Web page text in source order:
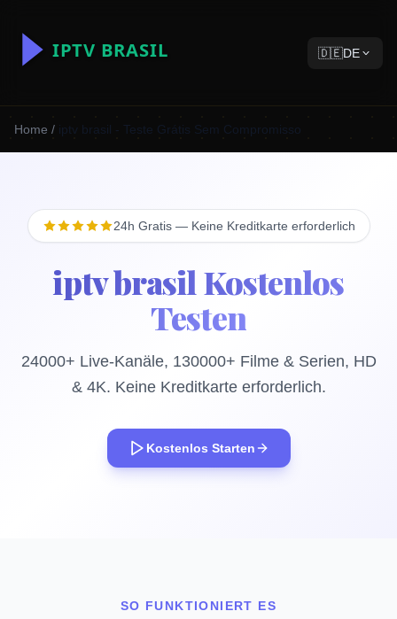
🇩🇪DE
Home / iptv brasil - Teste Grátis Sem Compromisso
24h Gratis — Keine Kreditkarte erforderlich
iptv brasil Kostenlos
Testen
24000+ Live-Kanäle, 130000+ Filme & Serien, HD
& 4K. Keine Kreditkarte erforderlich.
Kostenlos Starten
SO FUNKTIONIERT ES